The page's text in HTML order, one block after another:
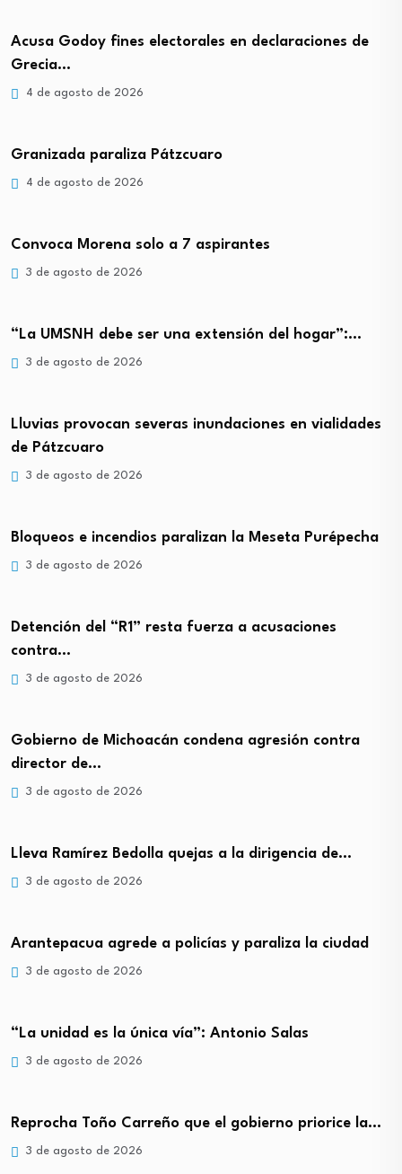
Acusa Godoy fines electorales en declaraciones de
Grecia…
4 de agosto de 2026
Granizada paraliza Pátzcuaro
4 de agosto de 2026
Convoca Morena solo a 7 aspirantes
3 de agosto de 2026
“La UMSNH debe ser una extensión del hogar”:…
3 de agosto de 2026
Lluvias provocan severas inundaciones en vialidades
de Pátzcuaro
3 de agosto de 2026
Bloqueos e incendios paralizan la Meseta Purépecha
3 de agosto de 2026
Detención del “R1” resta fuerza a acusaciones
contra…
3 de agosto de 2026
Gobierno de Michoacán condena agresión contra
director de…
3 de agosto de 2026
Lleva Ramírez Bedolla quejas a la dirigencia de…
3 de agosto de 2026
Arantepacua agrede a policías y paraliza la ciudad
3 de agosto de 2026
“La unidad es la única vía”: Antonio Salas
3 de agosto de 2026
Reprocha Toño Carreño que el gobierno priorice la…
3 de agosto de 2026